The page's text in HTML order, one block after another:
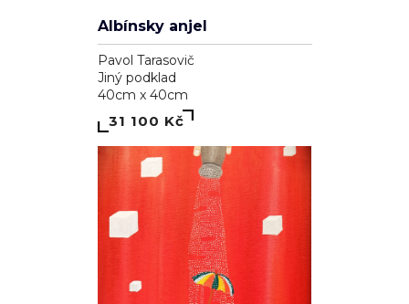
Albínsky anjel
Pavol Tarasovič
Jiný podklad
40cm x 40cm
31 100 Kč